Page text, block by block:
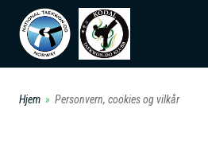
Hjem Personvern, cookies og vilkår